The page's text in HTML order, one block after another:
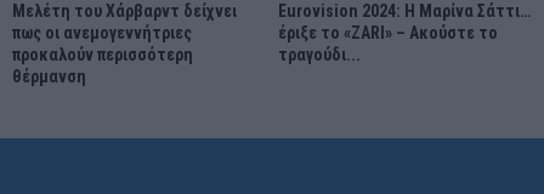
Μελέτη του Χάρβαρντ δείχνει
πως οι ανεμογεννήτριες
προκαλούν περισσότερη
θέρμανση
Eurovision 2024: Η Μαρίνα Σάττι…
έριξε το «ZARI» – Ακούστε το
τραγούδι...